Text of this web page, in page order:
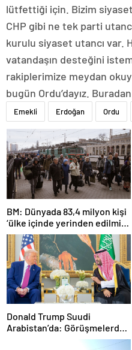
lütfettiği için. Bizim
CHP gibi ne tek parti
kurulu siyaset utancı var.
vatandaşın desteğini
rakiplerimize meydan
bugün Ordu’dayız. Buradan
Emekli Erdoğan Ordu
BM: Dünyada 83,4 milyon kişi
‘ülke içinde yerinden edilmiş’
olarak yaşıyor
Donald Trump Suudi
Arabistan’da: Görüşmelerde